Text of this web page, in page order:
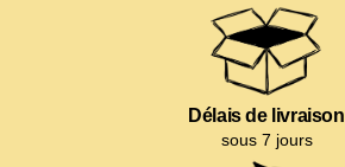
Délais de livraison
sous 7 jours